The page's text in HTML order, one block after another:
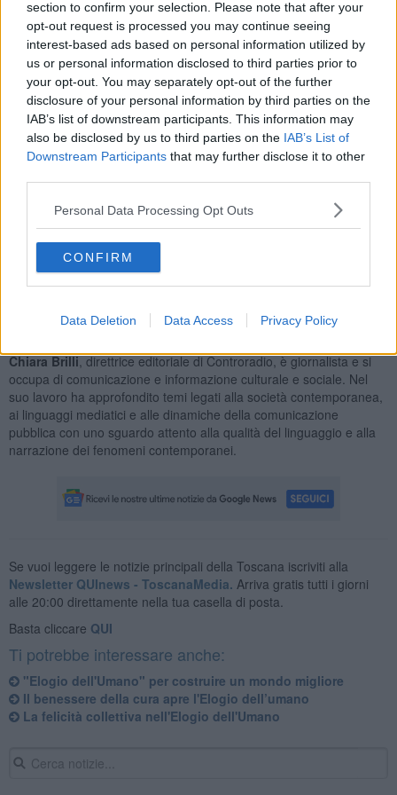
section to confirm your selection. Please note that after your
opt-out request is processed you may continue seeing
interest-based ads based on personal information utilized by
us or personal information disclosed to third parties prior to
your opt-out. You may separately opt-out of the further
disclosure of your personal information by third parties on the
IAB’s list of downstream participants. This information may
also be disclosed by us to third parties on the IAB’s List of
Downstream Participants that may further disclose it to other
Personal Data Processing Opt Outs
CONFIRM
Data Deletion Data Access Privacy Policy
Giunge così al traguardo finale il ciclo di incontri promosso da
Cesvotcon il patrocinio di Regione Toscana e in collaborazione
con il Gabinetto Scientifico Letterario G. P. Vieusseux.
La conclusione è affidata a un dialogo intenso e vitale tra
Iannacone e Brilli, dedicato alpotere del raccontoche nasce
dall’ascolto profondo e diventa strumento di giustizia, empatia,
amore eresistenza civile. Un giornalismo che abbandona le
redazioni per immergersi nelle storie invisibili, restituendo voce,
dignità e senso.
I protagonisti
Domenico Iannacone, giornalista e autore televisivo per Rai 3, ha
firmato inchieste e reportage di forte impatto sociale per programmi
contemporanea, dando voce a realtà spesso dimenticate dal
Chiara Brilli, direttrice editoriale di Controradio, è giornalista e si
occupa di comunicazione e informazione culturale e sociale. Nel
suo lavoro ha approfondito temi legati alla società contemporanea,
ai linguaggi mediatici e alle dinamiche della comunicazione
pubblica con uno sguardo attento alla qualità del linguaggio e alla
narrazione dei fenomeni contemporanei.
Se vuoi leggere le notizie principali della Toscana iscriviti alla
Newsletter QUInews - ToscanaMedia. Arriva gratis tutti i giorni
alle 20:00 direttamente nella tua casella di posta.
Basta cliccare QUI
Ti potrebbe interessare anche:
"Elogio dell'Umano" per costruire un mondo migliore
​Il benessere della cura apre l'Elogio dell’umano
La felicità collettiva nell'Elogio dell'Umano